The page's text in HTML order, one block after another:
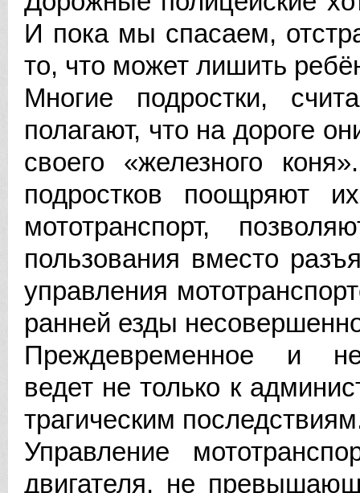
И пока мы спасаем,
то, что может лишить
Многие подростки,
полагают, что на дороге
своего «железного
подростков поощряют
мототранспорт,
пользования вместо
управления
ранней езды
Преждевременное и
ведет не только к
трагическим
Управление
двигателя, не